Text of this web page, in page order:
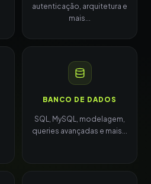
autenticação, arquitetura e
mais...
BANCO DE DADOS
SQL, MySQL, modelagem,
queries avançadas e mais...